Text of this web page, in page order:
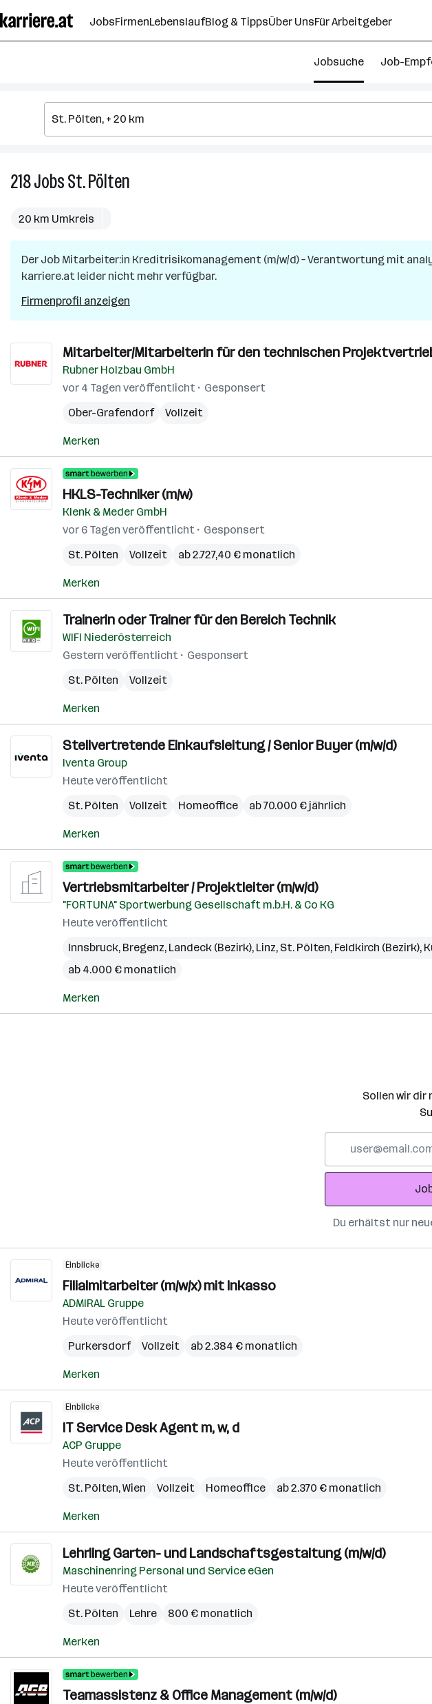
Seiteninhalt
springen
JobsFirmenLebenslaufBlog & TippsÜber UnsFür Arbeitgeber
Jobsuche Job-
218JobsSt. Pölten
Pölten
20 km Umkreis
Der Job Mitarbeiter:in Kreditrisikomanagement (m/w/d) – Verantwortung mit
karriere.at leider nicht mehr verfügbar.
Firmenprofil anzeigen
Mitarbeiter/Mitarbeiterin für den technischen
Rubner Holzbau GmbH
vor 4 Tagen veröffentlicht
Gesponsert
Ober-Grafendorf
Vollzeit
Merken
HKLS-Techniker (m/w)
Klenk & Meder GmbH
vor 6 Tagen veröffentlicht
Gesponsert
St. Pölten
Vollzeit ab 2.727,40 € monatlich
Merken
Trainerin oder Trainer für den Bereich Technik
WIFI Niederösterreich
Gestern veröffentlicht
Gesponsert
St. Pölten
Vollzeit
Merken
Stellvertretende Einkaufsleitung / Senior Buyer (m/w/d)
Iventa Group
Heute veröffentlicht
St. Pölten
Vollzeit Homeoffice ab 70.000 € jährlich
Merken
Vertriebsmitarbeiter / Projektleiter (m/w/d)
"FORTUNA" Sportwerbung Gesellschaft m.b.H. & Co KG
Heute veröffentlicht
Innsbruck, Bregenz, Landeck (Bezirk), Linz, St. Pölten, Feldkirch (Bezirk),
ab 4.000 € monatlich
Merken
Sollen wir dir
Adresse
Du erhältst nur
Einblicke
Filialmitarbeiter (m/w/x) mit Inkasso
ADMIRAL Gruppe
Heute veröffentlicht
Purkersdorf
Vollzeit ab 2.384 € monatlich
Merken
Einblicke
IT Service Desk Agent m, w, d
ACP Gruppe
Heute veröffentlicht
St. Pölten,Wien Vollzeit Homeoffice ab 2.370 € monatlich
Merken
Lehrling Garten- und Landschaftsgestaltung (m/w/d)
Maschinenring Personal und Service eGen
Heute veröffentlicht
St. Pölten
Lehre 800 € monatlich
Merken
Teamassistenz & Office Management (m/w/d)